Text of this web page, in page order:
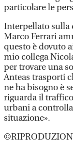
particolare le
Interpellato sulla
Marco Ferrari
questo è dovuto
mio collega
per trovare una
Anteas trasporti
ne ha bisogno è
riguarda il
urbani a
situazione».